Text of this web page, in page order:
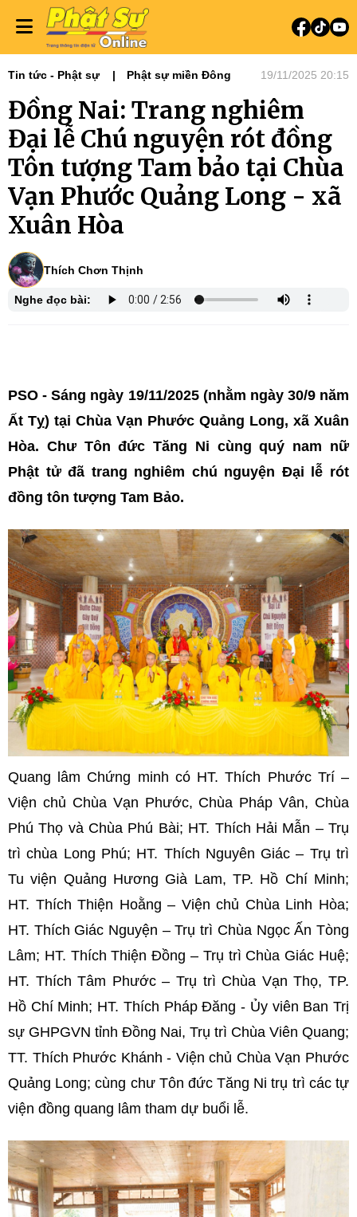
Tin tức - Phật sự Phật sự miền Đông 19/11/2025 20:15
Đồng Nai: Trang nghiêm
Đại lễ Chú nguyện rót đồng
Tôn tượng Tam bảo tại Chùa
Vạn Phước Quảng Long - xã
Xuân Hòa
Thích Chơn Thịnh
Nghe đọc bài:
PSO - Sáng ngày 19/11/2025 (nhằm ngày 30/9 năm
Ất Tỵ) tại Chùa Vạn Phước Quảng Long, xã Xuân
Hòa. Chư Tôn đức Tăng Ni cùng quý nam nữ
Phật tử đã trang nghiêm chú nguyện Đại lễ rót
đồng tôn tượng Tam Bảo.
Quang lâm Chứng minh có HT. Thích Phước Trí –
Viện chủ Chùa Vạn Phước, Chùa Pháp Vân, Chùa
Phú Thọ và Chùa Phú Bài; HT. Thích Hải Mẫn – Trụ
trì chùa Long Phú; HT. Thích Nguyên Giác – Trụ trì
Tu viện Quảng Hương Già Lam, TP. Hồ Chí Minh;
HT. Thích Thiện Hoằng – Viện chủ Chùa Linh Hòa;
HT. Thích Giác Nguyện – Trụ trì Chùa Ngọc Ấn Tòng
Lâm; HT. Thích Thiện Đồng – Trụ trì Chùa Giác Huệ;
HT. Thích Tâm Phước – Trụ trì Chùa Vạn Thọ, TP.
Hồ Chí Minh; HT. Thích Pháp Đăng - Ủy viên Ban Trị
sự GHPGVN tỉnh Đồng Nai, Trụ trì Chùa Viên Quang;
TT. Thích Phước Khánh - Viện chủ Chùa Vạn Phước
Quảng Long; cùng chư Tôn đức Tăng Ni trụ trì các tự
viện đồng quang lâm tham dự buổi lễ.